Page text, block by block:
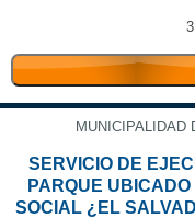
MUNICIPALIDAD
SERVICIO DE
PARQUE
SOCIAL ¿EL